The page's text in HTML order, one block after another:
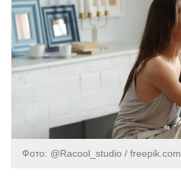
Фото: @Racool_studio / freepik.com